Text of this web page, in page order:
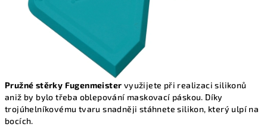
Pružné stěrky Fugenmeister využijete při realizaci silikonů
aniž by bylo třeba oblepování maskovací páskou. Díky
trojúhelníkovému tvaru snadněji stáhnete silikon, který ulpí na
bocích.